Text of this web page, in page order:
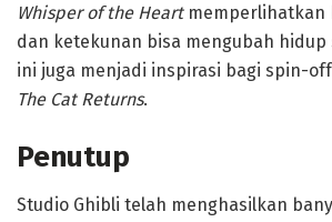
Whisper of the Heartmemperlihatkan
dan ketekunan bisa mengubah hidup
ini juga menjadi inspirasi bagi spin-
The Cat Returns.
Penutup
Studio Ghibli telah menghasilkan